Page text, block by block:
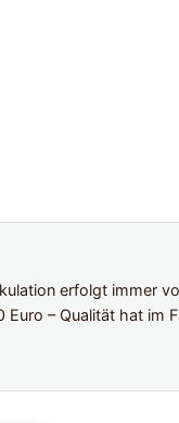
erfolgt immer
– Qualität hat im